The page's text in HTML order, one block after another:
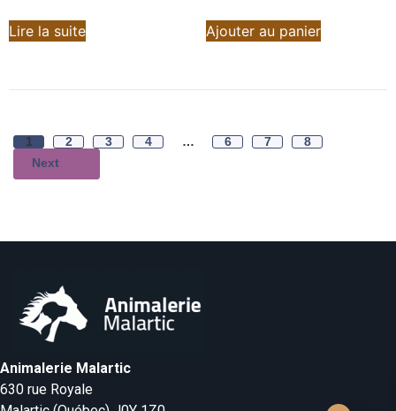
Lire la suite Ajouter au panier
1 2 3 4 … 6 7
8
Next
Animalerie Malartic
630 rue Royale